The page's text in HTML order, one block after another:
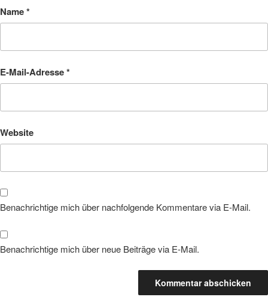
Name*
E-Mail-Adresse*
Website
Benachrichtige mich über nachfolgende Kommentare via E-Mail.
Benachrichtige mich über neue Beiträge via E-Mail.